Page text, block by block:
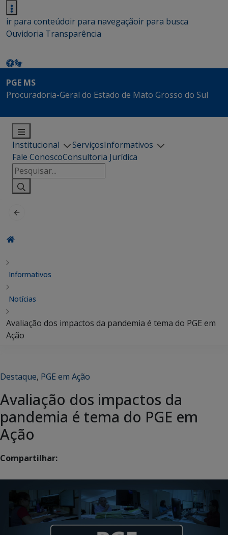
ir para conteúdoir para navegaçãoir para busca
Ouvidoria Transparência
PGE MS
Procuradoria-Geral do Estado de Mato Grosso do Sul
Institucional ServiçosInformativos
Fale ConoscoConsultoria Jurídica
Pesquisar
por:
Informativos
Notícias
Avaliação dos impactos da pandemia é tema do PGE em
Ação
Destaque, PGE em Ação
Avaliação dos impactos da
pandemia é tema do PGE em
Ação
Compartilhar: